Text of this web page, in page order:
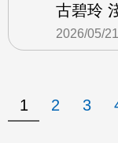
古碧玲
2026/05/21
1 2 3